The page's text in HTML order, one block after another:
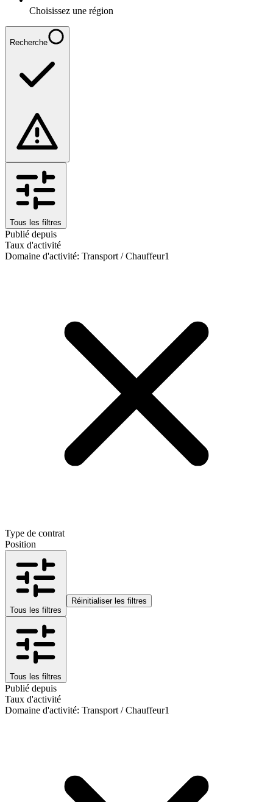
Choisissez une région
Recherche
Tous les filtres
Publié depuis
Taux d'activité
Domaine d'activité: Transport / Chauffeur1
Type de contrat
Position
Tous les filtres
Réinitialiser les filtres
Tous les filtres
Publié depuis
Taux d'activité
Domaine d'activité: Transport / Chauffeur1